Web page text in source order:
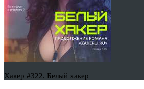
Хакер #322. Белый хакер